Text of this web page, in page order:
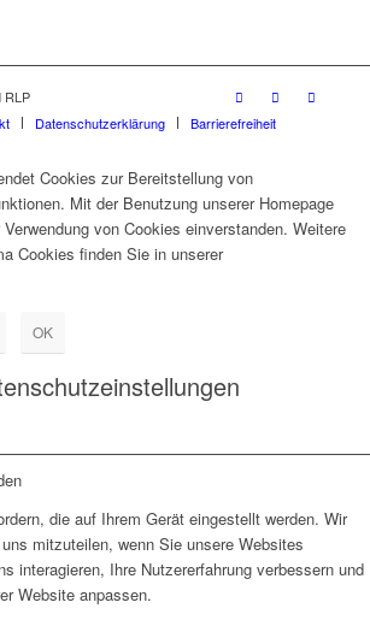
RLP
Datenschutzerklärung Barrierefreiheit
Cookies zur Bereitstellung von
Mit der Benutzung unserer Homepage
von Cookies einverstanden. Weitere
Cookies finden Sie in unserer
OK
die auf Ihrem Gerät eingestellt werden. Wir
mitzuteilen, wenn Sie unsere Websites
interagieren, Ihre Nutzererfahrung verbessern und
Website anpassen.